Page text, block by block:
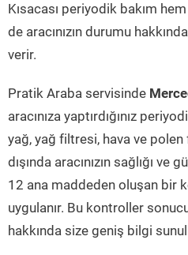
Kısacası periyodik bakım
de aracınızın durumu
verir.
Pratik Araba servisinde
aracınıza yaptırdığınız
yağ, yağ filtresi, hava ve
dışında aracınızın sağlığı
12 ana maddeden oluşan bir
uygulanır. Bu kontroller
hakkında size geniş bilgi